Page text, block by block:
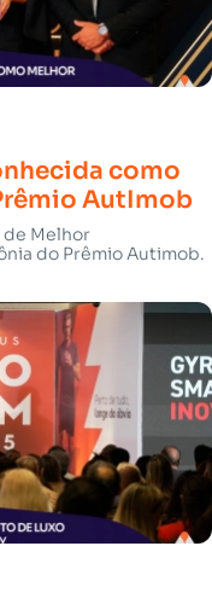
como
AutImob
Melhor
do Prêmio Autimob.